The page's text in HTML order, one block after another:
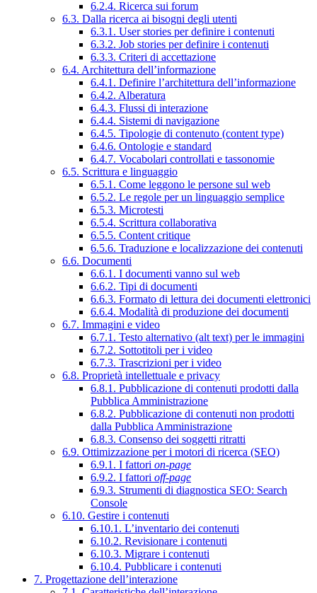
6.2.4. Ricerca sui forum
6.3. Dalla ricerca ai bisogni degli utenti
6.3.1. User stories per definire i contenuti
6.3.2. Job stories per definire i contenuti
6.3.3. Criteri di accettazione
6.4. Architettura dell’informazione
6.4.1. Definire l’architettura dell’informazione
6.4.2. Alberatura
6.4.3. Flussi di interazione
6.4.4. Sistemi di navigazione
6.4.5. Tipologie di contenuto (content type)
6.4.6. Ontologie e standard
6.4.7. Vocabolari controllati e tassonomie
6.5. Scrittura e linguaggio
6.5.1. Come leggono le persone sul web
6.5.2. Le regole per un linguaggio semplice
6.5.3. Microtesti
6.5.4. Scrittura collaborativa
6.5.5. Content critique
6.5.6. Traduzione e localizzazione dei contenuti
6.6. Documenti
6.6.1. I documenti vanno sul web
6.6.2. Tipi di documenti
6.6.3. Formato di lettura dei documenti elettronici
6.6.4. Modalità di produzione dei documenti
6.7. Immagini e video
6.7.1. Testo alternativo (alt text) per le immagini
6.7.2. Sottotitoli per i video
6.7.3. Trascrizioni per i video
6.8. Proprietà intellettuale e privacy
6.8.1. Pubblicazione di contenuti prodotti dalla
Pubblica Amministrazione
6.8.2. Pubblicazione di contenuti non prodotti
dalla Pubblica Amministrazione
6.8.3. Consenso dei soggetti ritratti
6.9. Ottimizzazione per i motori di ricerca (SEO)
6.9.1. I fattori on-page
6.9.2. I fattori off-page
6.9.3. Strumenti di diagnostica SEO: Search
Console
6.10. Gestire i contenuti
6.10.1. L’inventario dei contenuti
6.10.2. Revisionare i contenuti
6.10.3. Migrare i contenuti
6.10.4. Pubblicare i contenuti
7. Progettazione dell’interazione